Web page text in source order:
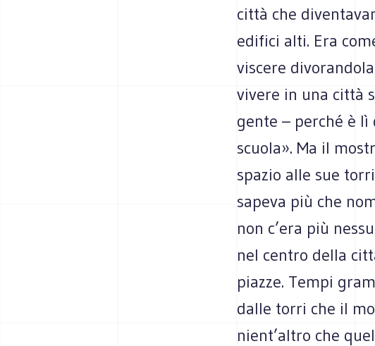
città che
edifici alti. Era
viscere
vivere in una città
gente – perché è lì
scuola». Ma il
spazio alle sue
sapeva più che
non c’era più
nel centro della
piazze. Tempi
dalle torri che il
nient’altro che